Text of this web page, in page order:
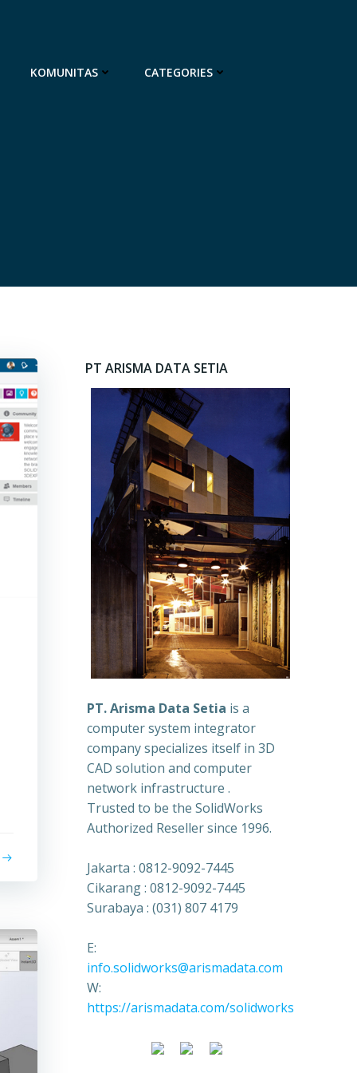
KOMUNITAS CATEGORIES
PT ARISMA DATA SETIA
PT. Arisma Data Setia is a
computer system integrator
company specializes itself in 3D
CAD solution and computer
network infrastructure .
Trusted to be the SolidWorks
Authorized Reseller since 1996.
Jakarta : 0812-9092-7445
Cikarang : 0812-9092-7445
Surabaya : (031) 807 4179
E:
info.solidworks@arismadata.com
W:
https://arismadata.com/solidworks